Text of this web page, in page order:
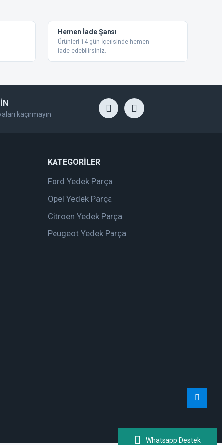
Whatsapp Destek
Hemen İade Şansı
Ürünleri 14 gün İçerisinde hemen
iade edebilirsiniz.
kaçırmayın
KATEGORİLER
Ford Yedek Parça
Opel Yedek Parça
Citroen Yedek Parça
Peugeot Yedek Parça